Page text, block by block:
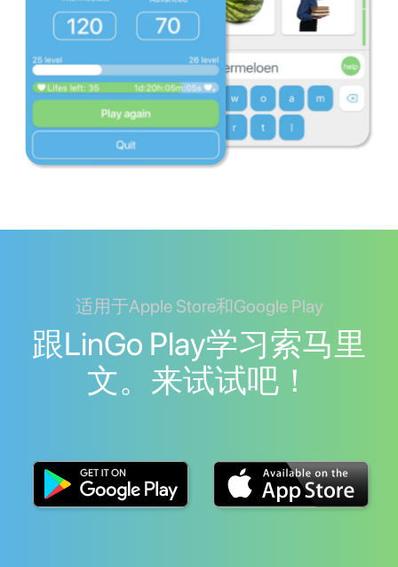
适用于Apple Store和Google Play
跟LinGo Play学习索马里
文。来试试吧！